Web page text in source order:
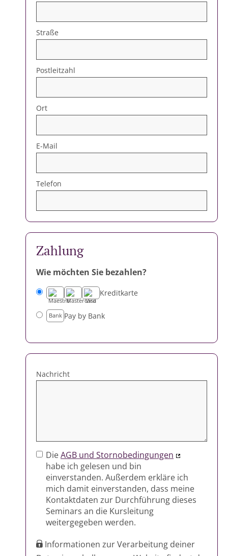
Straße
Postleitzahl
Ort
E-Mail
Telefon
Zahlung
Wie möchten Sie bezahlen?
Kreditkarte
Bank Pay by Bank
Nachricht
DieAGB und Stornobedingungen
habe ich gelesen und bin
einverstanden. Außerdem erkläre ich
mich damit einverstanden, dass meine
Kontaktdaten zur Durchführung dieses
Seminars an die Kursleitung
weitergegeben werden.
Informationen zur Verarbeitung deiner